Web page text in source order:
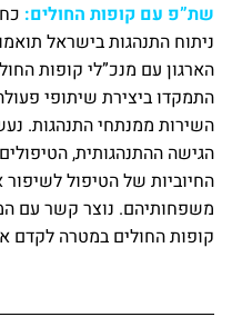
שת”פ עם קופות החולים:
ניתוח התנהגות בישראל
הארגון עם מנכ”לי קופות
התמקדו ביצירת שיתופי
השירות ממנתחי התנהגות.
הגישה ההתנהגותית,
החיוביות של הטיפול
משפחותיהם. נוצר קשר עם
קופות החולים במטרה לקדם